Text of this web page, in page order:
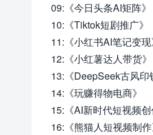
09:《今日头条AI矩阵》
10:《Tiktok短剧推广》
11:《小红书AI笔记变现
12:《小红薯达人带货》
13:《DeepSeek古风印
14:《玩赚得物电商》
15:《AI新时代短视频创
16:《熊猫人短视频制作